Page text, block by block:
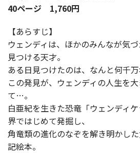
40ページ 1,760円
【あらすじ】
ウェンディは、ほかのみんなが気
見つける天才。
ある日見つけたのは、なんと何千
この発見が、ウェンディの人生を
て…。
白亜紀を生きた恐竜「ウェンディ
界ではじめて発掘し、
角竜類の進化のなぞを解き明かし
記絵本。